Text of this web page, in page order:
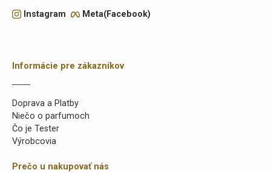
Instagram Meta(Facebook)
Informácie pre zákazníkov
Doprava a Platby
Niečo o parfumoch
Čo je Tester
Výrobcovia
Prečo u nakupovať nás